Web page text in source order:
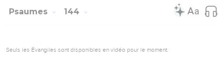
Psaumes 144
Seuls les Évangiles sont disponibles en vidéo pour le moment.